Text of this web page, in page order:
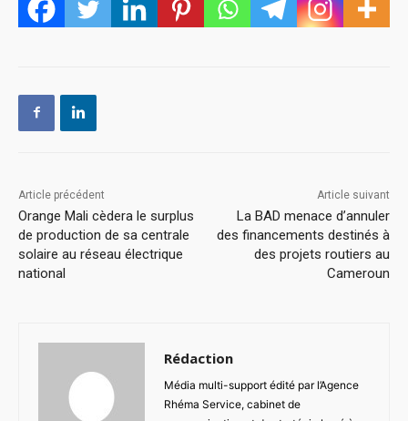
Article précédent
Orange Mali cèdera le surplus
de production de sa centrale
solaire au réseau électrique
national
Article suivant
La BAD menace d’annuler
des financements destinés à
des projets routiers au
Cameroun
Rédaction
Média multi-support édité par l’Agence
Rhéma Service, cabinet de